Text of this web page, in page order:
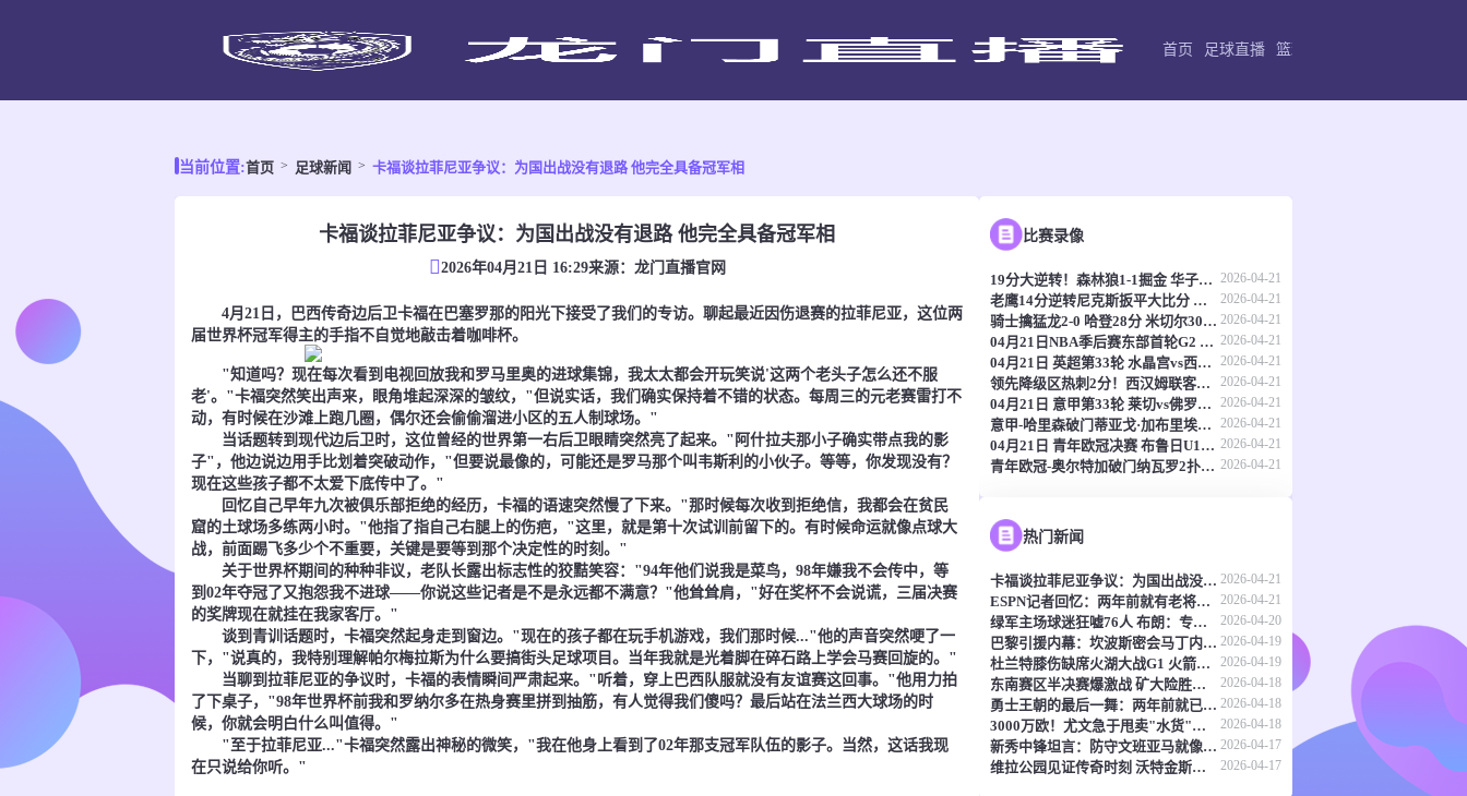
首页 足球直播 篮球直播
当前位置:首页 足球新闻 卡福谈拉菲尼亚争议：为国出战没有退路 他完全具备冠军相
卡福谈拉菲尼亚争议：为国出战没有退路 他完全具备冠军相
2026年04月21日 16:29来源： 龙门直播官网
4月21日，巴西传奇边后卫卡福在巴塞罗那的阳光下接受了我们的专访。聊起最近因伤退赛的拉菲尼亚，这位两
届世界杯冠军得主的手指不自觉地敲击着咖啡杯。
"知道吗？现在每次看到电视回放我和罗马里奥的进球集锦，我太太都会开玩笑说'这两个老头子怎么还不服
老'。"卡福突然笑出声来，眼角堆起深深的皱纹，"但说实话，我们确实保持着不错的状态。每周三的元老赛雷打不
动，有时候在沙滩上跑几圈，偶尔还会偷偷溜进小区的五人制球场。"
当话题转到现代边后卫时，这位曾经的世界第一右后卫眼睛突然亮了起来。"阿什拉夫那小子确实带点我的影
子"，他边说边用手比划着突破动作，"但要说最像的，可能还是罗马那个叫韦斯利的小伙子。等等，你发现没有？
现在这些孩子都不太爱下底传中了。"
回忆自己早年九次被俱乐部拒绝的经历，卡福的语速突然慢了下来。"那时候每次收到拒绝信，我都会在贫民
窟的土球场多练两小时。"他指了指自己右腿上的伤疤，"这里，就是第十次试训前留下的。有时候命运就像点球大
战，前面踢飞多少个不重要，关键是要等到那个决定性的时刻。"
关于世界杯期间的种种非议，老队长露出标志性的狡黠笑容："94年他们说我是菜鸟，98年嫌我不会传中，等
到02年夺冠了又抱怨我不进球——你说这些记者是不是永远都不满意？"他耸耸肩，"好在奖杯不会说谎，三届决赛
的奖牌现在就挂在我家客厅。"
谈到青训话题时，卡福突然起身走到窗边。"现在的孩子都在玩手机游戏，我们那时候..."他的声音突然哽了一
下，"说真的，我特别理解帕尔梅拉斯为什么要搞街头足球项目。当年我就是光着脚在碎石路上学会马赛回旋的。"
当聊到拉菲尼亚的争议时，卡福的表情瞬间严肃起来。"听着，穿上巴西队服就没有友谊赛这回事。"他用力拍
了下桌子，"98年世界杯前我和罗纳尔多在热身赛里拼到抽筋，有人觉得我们傻吗？最后站在法兰西大球场的时
候，你就会明白什么叫值得。"
"至于拉菲尼亚..."卡福突然露出神秘的微笑，"我在他身上看到了02年那支冠军队伍的影子。当然，这话我现
在只说给你听。"
比赛录像
19分大逆转！森林狼1-1掘金 华子30+10 约基奇穆雷末节12中2 2026-04-21
老鹰14分逆转尼克斯扳平大比分 麦科勒姆32+6 库明加19分 2026-04-21
骑士擒猛龙2-0 哈登28分 米切尔30+7 莫布里13中11 莺歌15中3 2026-04-21
04月21日NBA季后赛东部首轮G2 猛龙 - 骑士 全场录像 2026-04-21
04月21日 英超第33轮 水晶宫vs西汉姆联 全场录像 2026-04-21
领先降级区热刺2分！西汉姆联客场0-0闷平水晶宫 萨尔进球被吹 2026-04-21
04月21日 意甲第33轮 莱切vs佛罗伦萨 全场录像 2026-04-21
意甲-哈里森破门蒂亚戈·加布里埃尔扳平 莱切1-1佛罗伦萨 2026-04-21
04月21日 青年欧冠决赛 布鲁日U19vs皇家马德里U19 全场录像 2026-04-21
青年欧冠-奥尔特加破门纳瓦罗2扑点 皇马U19点球5-3布鲁日夺冠 2026-04-21
热门新闻
卡福谈拉菲尼亚争议：为国出战没有退路 他完全具备冠军相 2026-04-21
ESPN记者回忆：两年前就有老将预言文班亚马将垄断DPOY 甚至可能以他命名 2026-04-21
绿军主场球迷狂嘘76人 布朗：专注比赛才是王道 2026-04-20
巴黎引援内幕：坎波斯密会马丁内利代表 夏窗或低调补强 2026-04-19
杜兰特膝伤缺席火湖大战G1 火箭残阵迎战湖人 2026-04-19
东南赛区半决赛爆激战 矿大险胜华侨大学 虎建国32分难救主 2026-04-18
勇士王朝的最后一舞：两年前就已写定的结局 2026-04-18
3000万欧！尤文急于甩卖"水货"库普梅纳斯 44场3球表现惨淡 2026-04-18
新秀中锋坦言：防守文班亚马就像面对MVP级别的挑战 2026-04-17
维拉公园见证传奇时刻 沃特金斯百球里程碑照亮欧战夜 2026-04-17